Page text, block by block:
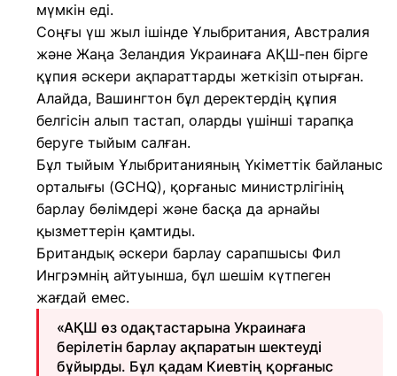
мүмкін еді.
Соңғы үш жыл ішінде Ұлыбритания, Австралия
және Жаңа Зеландия Украинаға АҚШ-пен бірге
құпия әскери ақпараттарды жеткізіп отырған.
Алайда, Вашингтон бұл деректердің құпия
белгісін алып тастап, оларды үшінші тарапқа
беруге тыйым салған.
Бұл тыйым Ұлыбританияның Үкіметтік байланыс
орталығы (GCHQ), қорғаныс министрлігінің
барлау бөлімдері және басқа да арнайы
қызметтерін қамтиды.
Британдық әскери барлау сарапшысы Фил
Ингрэмнің айтуынша, бұл шешім күтпеген
жағдай емес.
«АҚШ өз одақтастарына Украинаға
берілетін барлау ақпаратын шектеуді
бұйырды. Бұл қадам Киевтің қорғаныс